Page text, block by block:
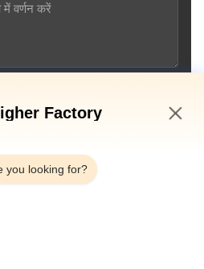
Factory
you looking for?